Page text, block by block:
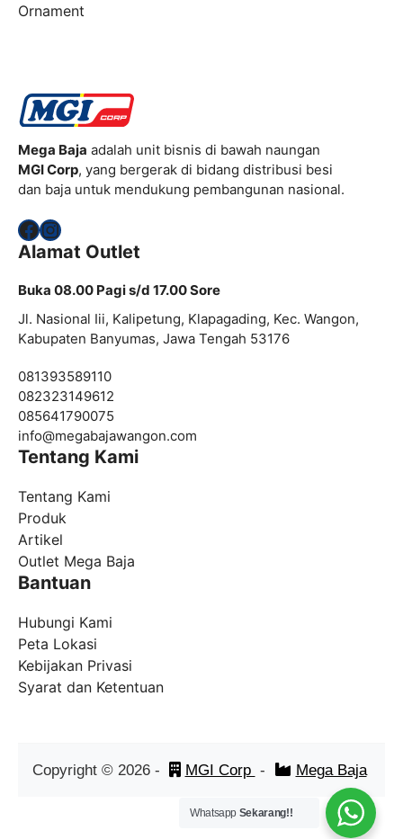
Ornament
Mega Baja adalah unit bisnis di bawah naungan
MGI Corp, yang bergerak di bidang distribusi besi
dan baja untuk mendukung pembangunan nasional.
Facebook
Instagram
Alamat Outlet
Buka 08.00 Pagi s/d 17.00 Sore
Jl. Nasional Iii, Kalipetung, Klapagading, Kec. Wangon,
Kabupaten Banyumas, Jawa Tengah 53176
081393589110
082323149612
085641790075
info@megabajawangon.com
Tentang Kami
Tentang Kami
Produk
Artikel
Outlet Mega Baja
Bantuan
Hubungi Kami
Peta Lokasi
Kebijakan Privasi
Syarat dan Ketentuan
Copyright © 2026- MGI Corp - Mega Baja
Whatsapp Sekarang!!